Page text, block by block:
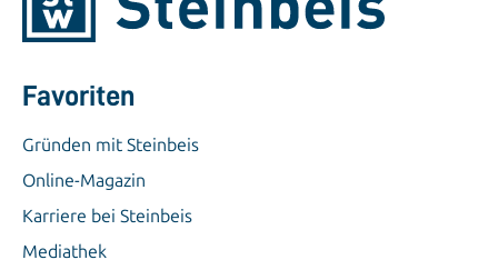
Favoriten
Gründen mit Steinbeis
Online-Magazin
Karriere bei Steinbeis
Mediathek